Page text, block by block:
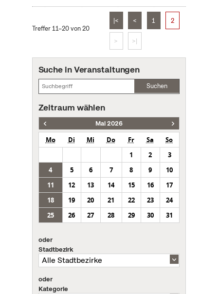
Treffer 11–20 von 20
|< < 1 2
> >|
Suche in Veranstaltungen
Suchen
Zeitraum wählen
Mai 2026
Mo Di Mi Do Fr Sa
So
1
2
3
4
5 6 7 8 9
10
11
12 13 14 15 16
17
18
19 20 21 22 23
24
25
26 27 28 29 30 31
oder
Stadtbezirk
oder
Kategorie